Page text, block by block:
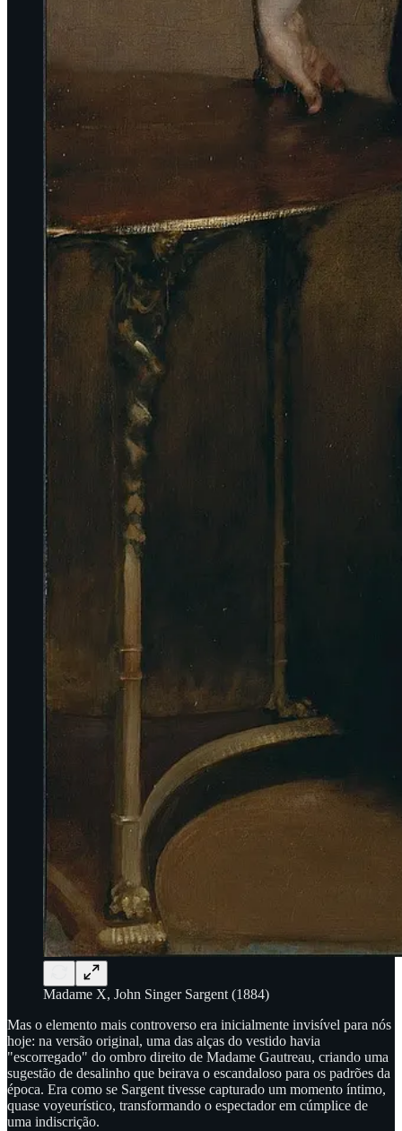
Madame X, John Singer Sargent (1884)
Mas o elemento mais controverso era inicialmente invisível para nós
hoje: na versão original, uma das alças do vestido havia
"escorregado" do ombro direito de Madame Gautreau, criando uma
sugestão de desalinho que beirava o escandaloso para os padrões da
época. Era como se Sargent tivesse capturado um momento íntimo,
quase voyeurístico, transformando o espectador em cúmplice de
uma indiscrição.